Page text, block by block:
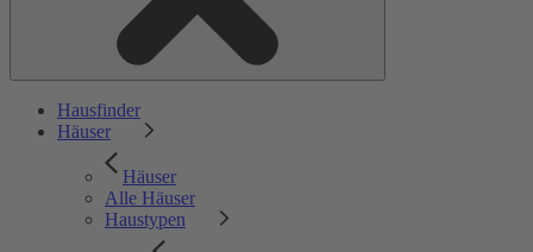
Hausfinder
Häuser
Häuser
Alle Häuser
Haustypen